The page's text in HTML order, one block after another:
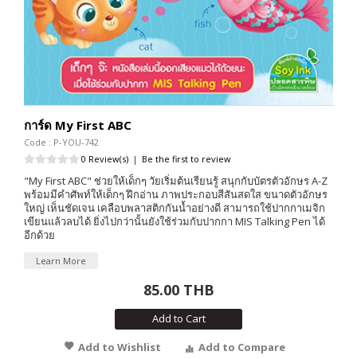
การ์ด My First ABC
Code : P-YOU-742
0 Review(s) | Be the first to review
"My First ABC" ช่วยให้เด็กๆ วัยเริ่มต้นเรียนรู้ สนุกกับบัตรตัวอักษร A-Z
พร้อมมีคำศัพท์ให้เด็กๆ ฝึกอ่าน ภาพประกอบสีสันสดใส ขนาดตัวอักษร
ใหญ่ เห็นชัดเจน เคลือบพลาสติกกันน้ำอย่างดี สามารถใช้ปากกาเมจิก
เขียนแล้วลบได้ ยิ่งไปกว่านั้นยังใช้ร่วมกับปากกา MIS Talking Pen ได้
อีกด้วย
Learn More
85.00 THB
Add to Cart
Add to Wishlist
Add to Compare